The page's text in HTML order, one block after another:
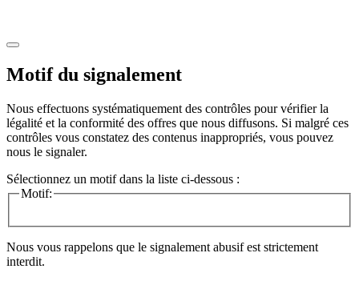
Motif du signalement
Nous effectuons systématiquement des contrôles pour vérifier la
légalité et la conformité des offres que nous diffusons. Si malgré ces
contrôles vous constatez des contenus inappropriés, vous pouvez
nous le signaler.
Sélectionnez un motif dans la liste ci-dessous :
Motif:
Nous vous rappelons que le signalement abusif est strictement
interdit.